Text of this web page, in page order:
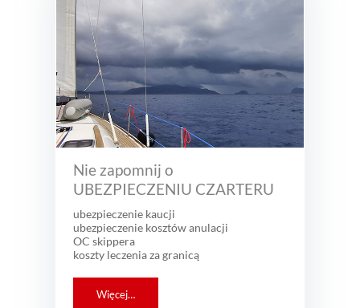
Nie zapomnij o
UBEZPIECZENIU CZARTERU
ubezpieczenie kaucji
ubezpieczenie kosztów anulacji
OC skippera
koszty leczenia za granicą
Więcej…